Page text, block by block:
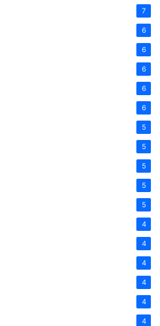
7
6
6
6
6
6
5
5
5
5
5
4
4
4
4
4
4